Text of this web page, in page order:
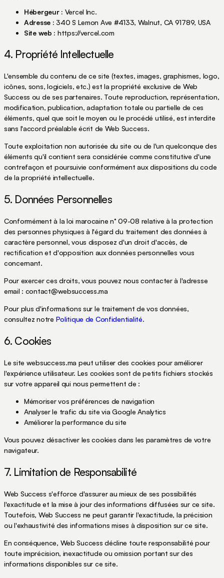
Hébergeur : Vercel Inc.
Adresse : 340 S Lemon Ave #4133, Walnut, CA 91789, USA
Site web : https://vercel.com
4. Propriété Intellectuelle
L'ensemble du contenu de ce site (textes, images, graphismes, logo,
icônes, sons, logiciels, etc.) est la propriété exclusive de Web
Success ou de ses partenaires. Toute reproduction, représentation,
modification, publication, adaptation totale ou partielle de ces
éléments, quel que soit le moyen ou le procédé utilisé, est interdite
sans l'accord préalable écrit de Web Success.
Toute exploitation non autorisée du site ou de l'un quelconque des
éléments qu'il contient sera considérée comme constitutive d'une
contrefaçon et poursuivie conformément aux dispositions du code
de la propriété intellectuelle.
5. Données Personnelles
Conformément à la loi marocaine n° 09-08 relative à la protection
des personnes physiques à l'égard du traitement des données à
caractère personnel, vous disposez d'un droit d'accès, de
rectification et d'opposition aux données personnelles vous
concernant.
Pour exercer ces droits, vous pouvez nous contacter à l'adresse
email : contact@websuccess.ma
Pour plus d'informations sur le traitement de vos données,
consultez notre Politique de Confidentialité.
6. Cookies
Le site websuccess.ma peut utiliser des cookies pour améliorer
l'expérience utilisateur. Les cookies sont de petits fichiers stockés
sur votre appareil qui nous permettent de :
Mémoriser vos préférences de navigation
Analyser le trafic du site via Google Analytics
Améliorer la performance du site
Vous pouvez désactiver les cookies dans les paramètres de votre
navigateur.
7. Limitation de Responsabilité
Web Success s'efforce d'assurer au mieux de ses possibilités
l'exactitude et la mise à jour des informations diffusées sur ce site.
Toutefois, Web Success ne peut garantir l'exactitude, la précision
ou l'exhaustivité des informations mises à disposition sur ce site.
En conséquence, Web Success décline toute responsabilité pour
toute imprécision, inexactitude ou omission portant sur des
informations disponibles sur ce site.